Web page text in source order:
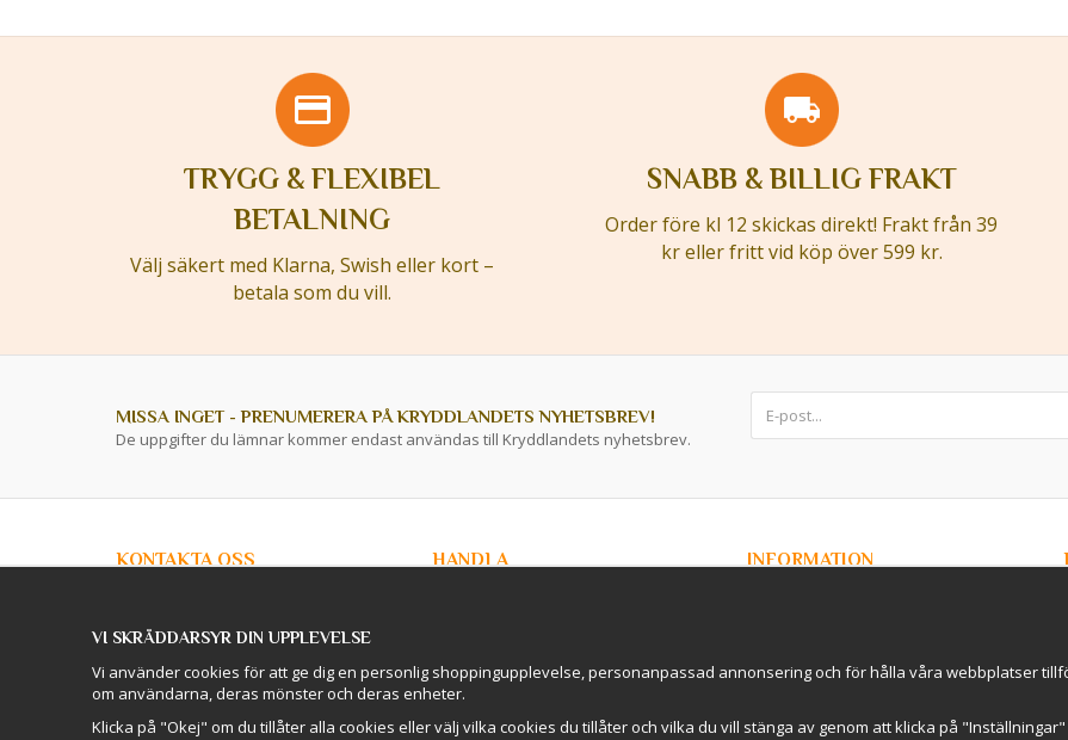
TRYGG & FLEXIBEL
BETALNING
Välj säkert med Klarna, Swish eller kort –
betala som du vill.
SNABB & BILLIG FRAKT
Order före kl 12 skickas direkt! Frakt från 39
kr eller fritt vid köp över 599 kr.
MISSA INGET - PRENUMERERA PÅ KRYDDLANDETS NYHETSBREV!
De uppgifter du lämnar kommer endast användas till Kryddlandets nyhetsbrev.
KONTAKTA OSS
Följ oss på Instagram!
HANDLA
Lagershop / Orderavhämtning i
Skellefteå
Logga in
INFORMATION
International Shipping
VI SKRÄDDARSYR DIN UPPLEVELSE
Vi använder cookies för att ge dig en personlig shoppingupplevelse, personanpassad annonsering och för hålla våra webbplatser
om användarna, deras mönster och deras enheter.
Klicka på "Okej" om du tillåter alla cookies eller välj vilka cookies du tillåter och vilka du vill stänga av genom att klicka på